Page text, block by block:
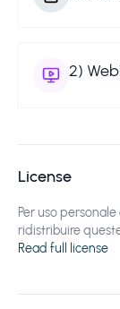
2)
License
Per uso
ridistribuire
Read full license